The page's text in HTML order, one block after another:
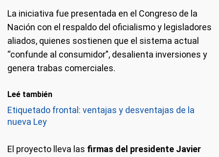
La iniciativa fue presentada en el Congreso de la
Nación con el respaldo del oficialismo y legisladores
aliados, quienes sostienen que el sistema actual
“confunde al consumidor”, desalienta inversiones y
genera trabas comerciales.
Leé también
Etiquetado frontal: ventajas y desventajas de la
nueva Ley
El proyecto lleva las firmas del presidente Javier